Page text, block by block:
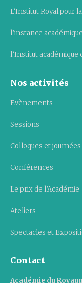
L’Institut Royal pour
l’instance
l’Institut académique
Nos activités
Evènements
Sessions
Colloques et journées
Conférences
Le prix de l’Académie
Ateliers
Spectacles et
Contact
Académie du